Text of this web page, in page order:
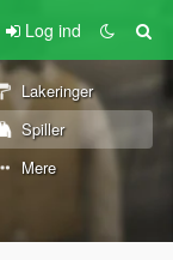
Log ind
Lakeringer
Spiller
Mere